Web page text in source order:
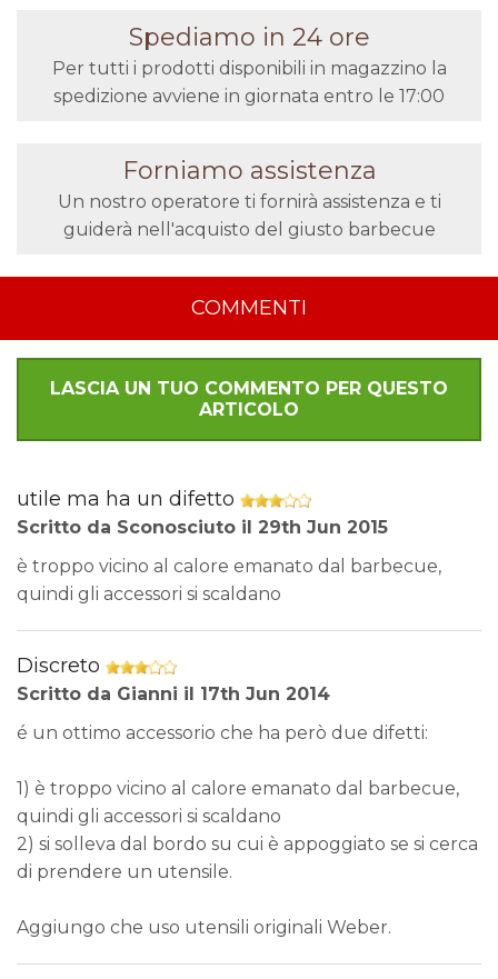
Spediamo in 24 ore
Per tutti i prodotti disponibili in magazzino la
spedizione avviene in giornata entro le 17:00
Forniamo assistenza
Un nostro operatore ti fornirà assistenza e ti
guiderà nell'acquisto del giusto barbecue
COMMENTI
LASCIA UN TUO COMMENTO PER QUESTO
ARTICOLO
utile ma ha un difetto
Scritto da Sconosciuto il 29th Jun 2015
è troppo vicino al calore emanato dal barbecue,
quindi gli accessori si scaldano
Discreto
Scritto da Gianni il 17th Jun 2014
é un ottimo accessorio che ha però due difetti:
1) è troppo vicino al calore emanato dal barbecue,
quindi gli accessori si scaldano
2) si solleva dal bordo su cui è appoggiato se si cerca
di prendere un utensile.
Aggiungo che uso utensili originali Weber.